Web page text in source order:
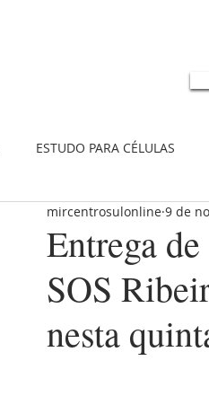
ESTUDO PARA CÉLULAS
Entrega
SOS
nesta
mircentrosulonline 9 de